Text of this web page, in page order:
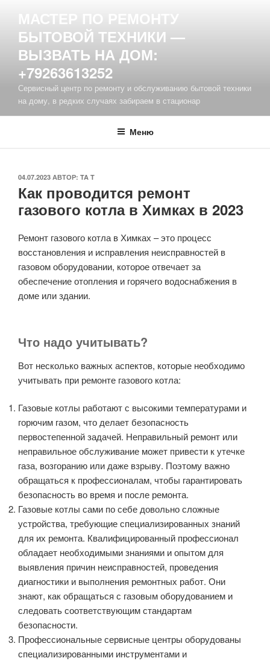
содержимому
МАСТЕР ПО РЕМОНТУ
БЫТОВОЙ ТЕХНИКИ —
ВЫЗВАТЬ НА ДОМ:
+79263613252
Сервисный центр по ремонту и обслуживанию бытовой техники
на дому, в редких случаях забираем в стационар
Меню
ОПУБЛИКОВАНО
04.07.2023 АВТОР: TA T
Как проводится ремонт
газового котла в Химках в 2023
Ремонт газового котла в Химках – это процесс
восстановления и исправления неисправностей в
газовом оборудовании, которое отвечает за
обеспечение отопления и горячего водоснабжения в
доме или здании.
Что надо учитывать?
Вот несколько важных аспектов, которые необходимо
учитывать при ремонте газового котла:
Газовые котлы работают с высокими температурами и
горючим газом, что делает безопасность
первостепенной задачей. Неправильный ремонт или
неправильное обслуживание может привести к утечке
газа, возгоранию или даже взрыву. Поэтому важно
обращаться к профессионалам, чтобы гарантировать
безопасность во время и после ремонта.
Газовые котлы сами по себе довольно сложные
устройства, требующие специализированных знаний
для их ремонта. Квалифицированный профессионал
обладает необходимыми знаниями и опытом для
выявления причин неисправностей, проведения
диагностики и выполнения ремонтных работ. Они
знают, как обращаться с газовым оборудованием и
следовать соответствующим стандартам
безопасности.
Профессиональные сервисные центры оборудованы
специализированными инструментами и